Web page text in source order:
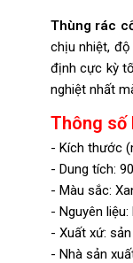
Thùng rác
chịu nhiệt,
định cực kỳ
nghiệt nhất
Thông số
- Kích thước
- Dung tích:
- Màu sắc:
- Nguyên
- Xuất xứ:
- Nhà sản